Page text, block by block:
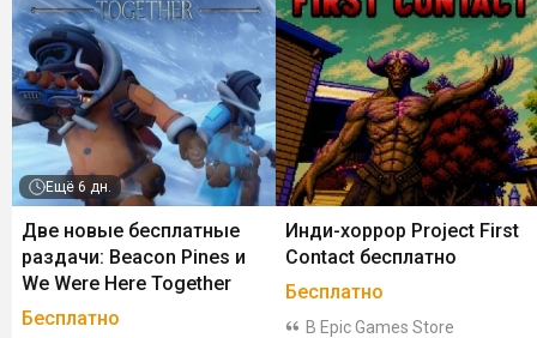
Ещё 6 дн.
Две новые бесплатные
раздачи: Beacon Pines и
We Were Here Together
Бесплатно
Инди-хоррор Project First
Contact бесплатно
Бесплатно
В Epic Games Store